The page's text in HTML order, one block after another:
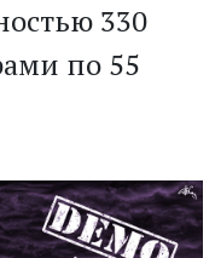
330
по 55